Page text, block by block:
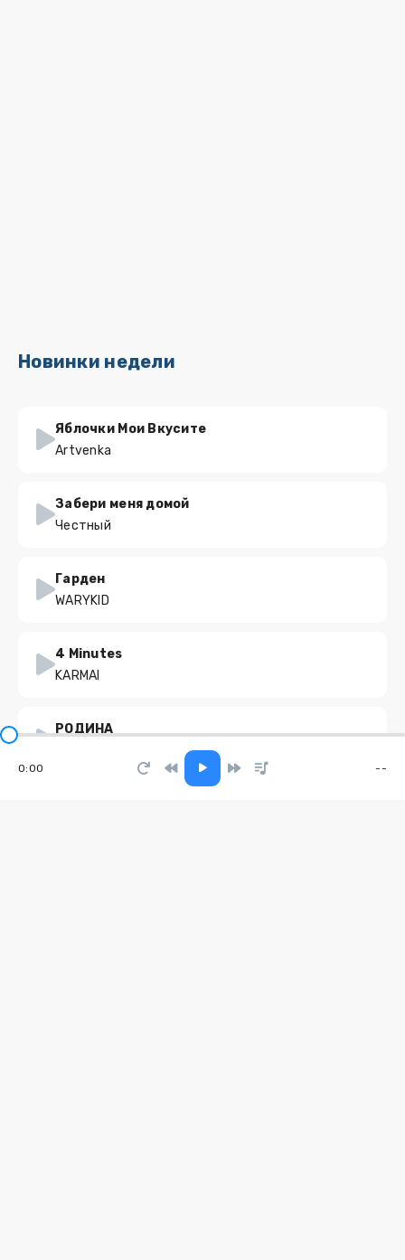
Новинки недели
Яблочки Мои Вкусите
Artvenka
Забери меня домой
Честный
Гарден
WARYKID
4 Minutes
KARMAI
РОДИНА
0:00 --